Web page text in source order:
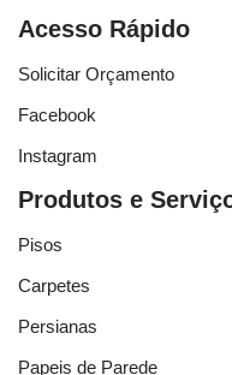
Acesso Rápido
Solicitar Orçamento
Facebook
Instagram
Produtos e
Pisos
Carpetes
Persianas
Papeis de Parede